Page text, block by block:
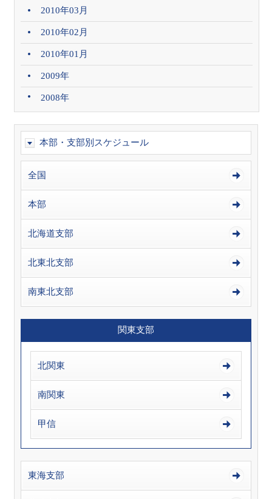
2010年03月
2010年02月
2010年01月
2009年
2008年
本部・支部別スケジュール
全国
本部
北海道支部
北東北支部
南東北支部
関東支部
北関東
南関東
甲信
東海支部